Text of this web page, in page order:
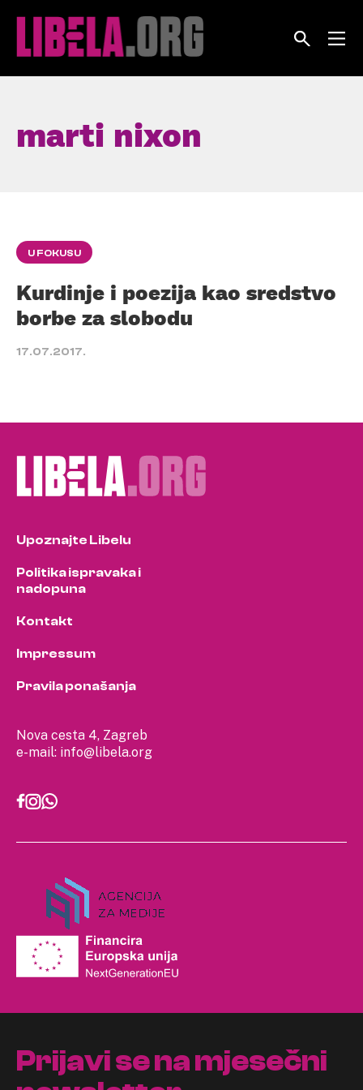
marti nixon
U FOKUSU
Kurdinje i poezija kao sredstvo
borbe za slobodu
17.07.2017.
Nova cesta 4, Zagreb
e-mail: info@libela.org
Upoznajte Libelu
Politika ispravaka i
nadopuna
Kontakt
Impressum
Pravila ponašanja
Prijavi se na mjesečni